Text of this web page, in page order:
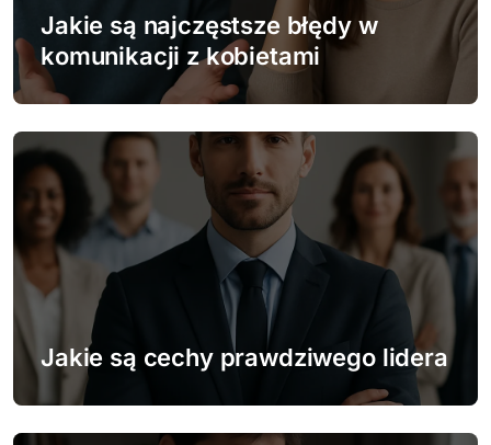
p
i
s
u
Jakie są najczęstsze błędy w
komunikacji z kobietami
Jakie są cechy prawdziwego lidera